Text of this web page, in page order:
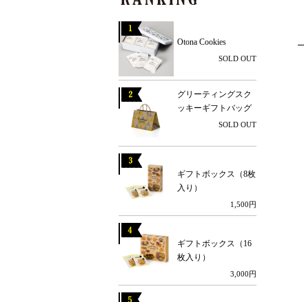
Otona Cookies
SOLD OUT
グリーティングスク
ッキーギフトバッグ
SOLD OUT
ギフトボックス（8枚
入り）
1,500円
ギフトボックス（16
枚入り）
3,000円